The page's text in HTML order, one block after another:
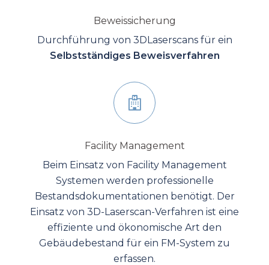
Beweissicherung
Durchführung von 3DLaserscans für ein
Selbstständiges Beweisverfahren
Facility Management
Beim Einsatz von Facility Management
Systemen werden professionelle
Bestandsdokumentationen benötigt. Der
Einsatz von 3D-Laserscan-Verfahren ist eine
effiziente und ökonomische Art den
Gebäudebestand für ein FM-System zu
erfassen.